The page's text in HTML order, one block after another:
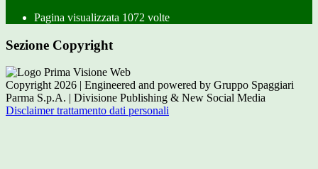
Pagina visualizzata 1072 volte
Sezione Copyright
Copyright 2026 | Engineered and powered by Gruppo Spaggiari
Parma S.p.A. | Divisione Publishing & New Social Media
Disclaimer trattamento dati personali